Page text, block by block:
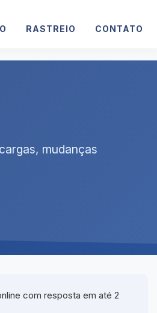
RASTREIO CONTATO
mudanças
com resposta em até 2